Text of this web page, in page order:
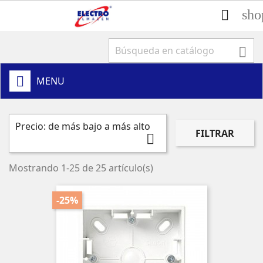


MENU
Precio: de más bajo a más alto
 FILTRAR
Mostrando 1-25 de 25 artículo(s)
-25%